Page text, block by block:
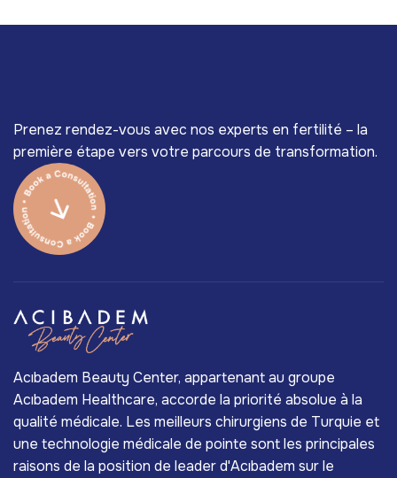
Prenez rendez-vous avec nos experts en fertilité – la
première étape vers votre parcours de transformation.
Acıbadem Beauty Center, appartenant au groupe
Acıbadem Healthcare, accorde la priorité absolue à la
qualité médicale. Les meilleurs chirurgiens de Turquie et
une technologie médicale de pointe sont les principales
raisons de la position de leader d'Acıbadem sur le